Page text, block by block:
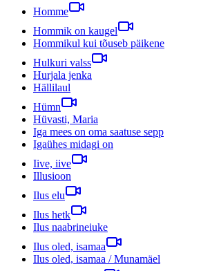
Homme
Hommik on kaugel
Hommikul kui tõuseb päikene
Hulkuri valss
Hurjala jenka
Hällilaul
Hümn
Hüvasti, Maria
Iga mees on oma saatuse sepp
Igaühes midagi on
Iive, iive
Illusioon
Ilus elu
Ilus hetk
Ilus naabrineiuke
Ilus oled, isamaa
Ilus oled, isamaa / Munamäel